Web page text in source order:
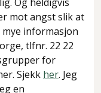
mot angst slik at
informasjon
tlfnr. 22 22
for
Sjekk her. Jeg
en